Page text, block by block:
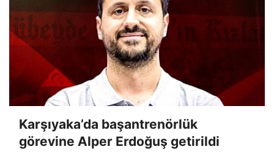
Karşıyaka’da başantrenörlük
görevine Alper Erdoğuş getirildi